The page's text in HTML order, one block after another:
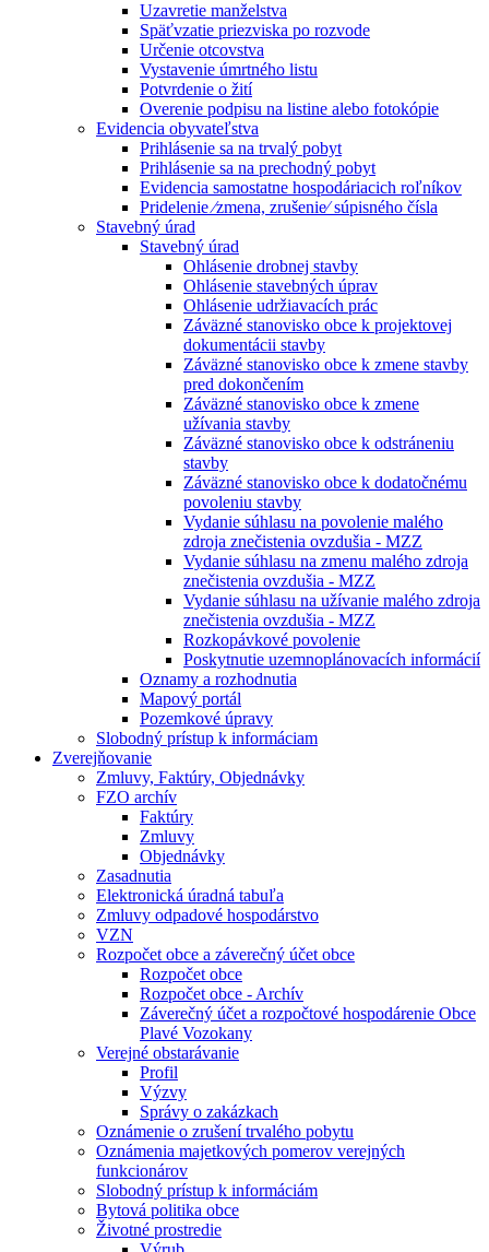
Uzavretie manželstva
Späťvzatie priezviska po rozvode
Určenie otcovstva
Vystavenie úmrtného listu
Potvrdenie o žití
Overenie podpisu na listine alebo fotokópie
Evidencia obyvateľstva
Prihlásenie sa na trvalý pobyt
Prihlásenie sa na prechodný pobyt
Evidencia samostatne hospodáriacich roľníkov
Pridelenie ⁄zmena, zrušenie⁄ súpisného čísla
Stavebný úrad
Stavebný úrad
Ohlásenie drobnej stavby
Ohlásenie stavebných úprav
Ohlásenie udržiavacích prác
Záväzné stanovisko obce k projektovej
dokumentácii stavby
Záväzné stanovisko obce k zmene stavby
pred dokončením
Záväzné stanovisko obce k zmene
užívania stavby
Záväzné stanovisko obce k odstráneniu
stavby
Záväzné stanovisko obce k dodatočnému
povoleniu stavby
Vydanie súhlasu na povolenie malého
zdroja znečistenia ovzdušia - MZZ
Vydanie súhlasu na zmenu malého zdroja
znečistenia ovzdušia - MZZ
Vydanie súhlasu na užívanie malého zdroja
znečistenia ovzdušia - MZZ
Rozkopávkové povolenie
Poskytnutie uzemnoplánovacích informácií
Oznamy a rozhodnutia
Mapový portál
Pozemkové úpravy
Slobodný prístup k informáciam
Zverejňovanie
Zmluvy, Faktúry, Objednávky
FZO archív
Faktúry
Zmluvy
Objednávky
Zasadnutia
Elektronická úradná tabuľa
Zmluvy odpadové hospodárstvo
VZN
Rozpočet obce a záverečný účet obce
Rozpočet obce
Rozpočet obce - Archív
Záverečný účet a rozpočtové hospodárenie Obce
Plavé Vozokany
Verejné obstarávanie
Profil
Výzvy
Správy o zakázkach
Oznámenie o zrušení trvalého pobytu
Oznámenia majetkových pomerov verejných
funkcionárov
Slobodný prístup k informáciám
Bytová politika obce
Životné prostredie